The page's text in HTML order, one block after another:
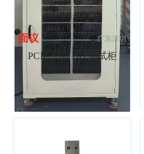
面议 广东深圳
PCIE SSD BIT测试柜